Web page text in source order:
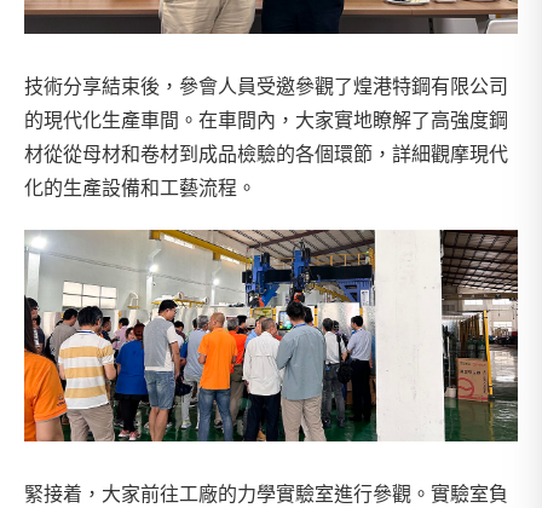
技術分享結束後，參會人員受邀參觀了煌港特鋼有限公司
的現代化生產車間。在車間內，大家實地瞭解了高強度鋼
材從從母材和卷材到成品檢驗的各個環節，詳細觀摩現代
化的生產設備和工藝流程。
緊接着，大家前往工廠的力學實驗室進行參觀。實驗室負